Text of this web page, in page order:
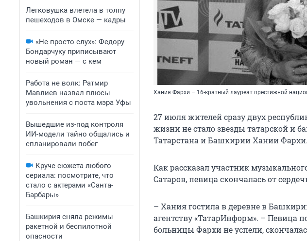
Легковушка влетела в толпу
пешеходов в Омске — кадры
«Не просто слух»: Федору
Бондарчуку приписывают
новый роман — с кем
Работа не волк: Ратмир
Мавлиев назвал плюсы
увольнения с поста мэра Уфы
Вышедшие из-под контроля
ИИ-модели тайно общались и
спланировали побег
Круче сюжета любого
сериала: посмотрите, что
стало с актерами «Санта-
Барбары»
Башкирия сняла режимы
ракетной и беспилотной
опасности
Хания Фархи – 16-кратный лауреат престижной
27 июля жителей сразу двух
жизни не стало звезды татарской и
Татарстана и Башкирии Хании Фархи.
Как рассказал участник
Сатаров, певица скончалась от
– Хания гостила в деревне в
агентству «ТатарИнформ». – Певица
больницы Фархи не успели,